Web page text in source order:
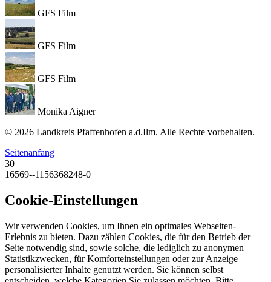
GFS Film
GFS Film
GFS Film
Monika Aigner
© 2026 Landkreis Pfaffenhofen a.d.Ilm. Alle Rechte vorbehalten.
Seitenanfang
30
16569--1156368248-0
Cookie-Einstellungen
Wir verwenden Cookies, um Ihnen ein optimales Webseiten-
Erlebnis zu bieten. Dazu zählen Cookies, die für den Betrieb der
Seite notwendig sind, sowie solche, die lediglich zu anonymen
Statistikzwecken, für Komforteinstellungen oder zur Anzeige
personalisierter Inhalte genutzt werden. Sie können selbst